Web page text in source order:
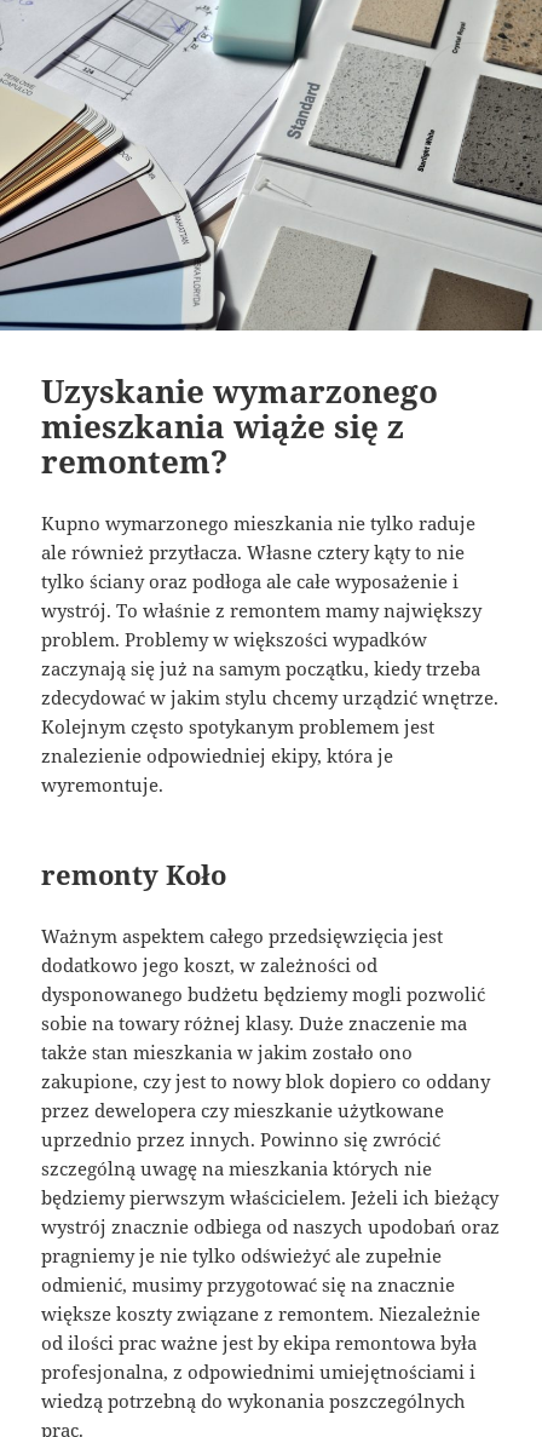
Uzyskanie wymarzonego
mieszkania wiąże się z
remontem?
Kupno wymarzonego mieszkania nie tylko raduje
ale również przytłacza. Własne cztery kąty to nie
tylko ściany oraz podłoga ale całe wyposażenie i
wystrój. To właśnie z remontem mamy największy
problem. Problemy w większości wypadków
zaczynają się już na samym początku, kiedy trzeba
zdecydować w jakim stylu chcemy urządzić wnętrze.
Kolejnym często spotykanym problemem jest
znalezienie odpowiedniej ekipy, która je
wyremontuje.
remonty Koło
Ważnym aspektem całego przedsięwzięcia jest
dodatkowo jego koszt, w zależności od
dysponowanego budżetu będziemy mogli pozwolić
sobie na towary różnej klasy. Duże znaczenie ma
także stan mieszkania w jakim zostało ono
zakupione, czy jest to nowy blok dopiero co oddany
przez dewelopera czy mieszkanie użytkowane
uprzednio przez innych. Powinno się zwrócić
szczególną uwagę na mieszkania których nie
będziemy pierwszym właścicielem. Jeżeli ich bieżący
wystrój znacznie odbiega od naszych upodobań oraz
pragniemy je nie tylko odświeżyć ale zupełnie
odmienić, musimy przygotować się na znacznie
większe koszty związane z remontem. Niezależnie
od ilości prac ważne jest by ekipa remontowa była
profesjonalna, z odpowiednimi umiejętnościami i
wiedzą potrzebną do wykonania poszczególnych
prac.